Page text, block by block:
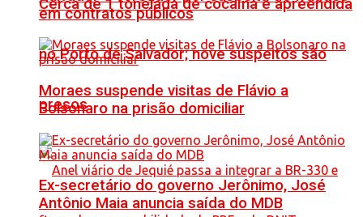
Cerca de 1 tonelada de cocaína é apreendida
no Porto de Salvador; nove suspeitos são
presos
em contratos públicos
Moraes suspende visitas de Flávio a
Bolsonaro na prisão domiciliar
Ex-secretário do governo Jerônimo, José
Antônio Maia anuncia saída do MDB